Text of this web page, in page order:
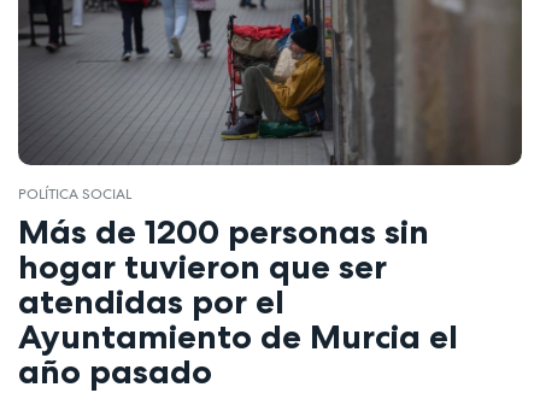
POLÍTICA SOCIAL
Más de 1200 personas sin
hogar tuvieron que ser
atendidas por el
Ayuntamiento de Murcia el
año pasado